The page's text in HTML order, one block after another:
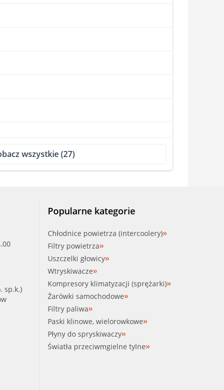
wszystkie (27)
sp.k.)
Popularne kategorie
Chłodnice powietrza (intercoolery)
Filtry powietrza
Uszczelki głowicy
Wtryskiwacze
Kompresory klimatyzacji (sprężarki)
Żarówki samochodowe
Filtry paliwa
Paski klinowe, wielorowkowe
Płyny do spryskiwaczy
Światła przeciwmgielne tylne